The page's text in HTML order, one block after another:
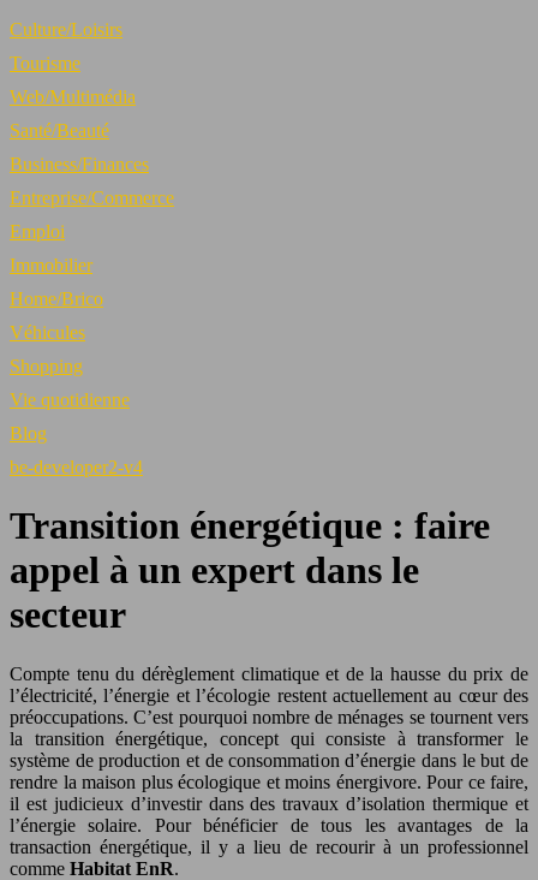
Culture/Loisirs
Tourisme
Web/Multimédia
Santé/Beauté
Business/Finances
Entreprise/Commerce
Emploi
Immobilier
Home/Brico
Véhicules
Shopping
Vie quotidienne
Blog
be-developer2-v4
Transition énergétique : faire
appel à un expert dans le
secteur
Compte tenu du dérèglement climatique et de la hausse du prix de
l’électricité, l’énergie et l’écologie restent actuellement au cœur des
préoccupations.C’est pourquoi nombre de ménages se tournent vers
la transition énergétique, concept qui consiste à transformer le
système de production et de consommation d’énergie dans le but de
rendre la maison plus écologique et moins énergivore. Pour ce faire,
il est judicieux d’investir dans des travaux d’isolation thermique et
l’énergie solaire. Pour bénéficier de tous les avantages de la
transaction énergétique, il y a lieu de recourir à un professionnel
comme Habitat EnR.